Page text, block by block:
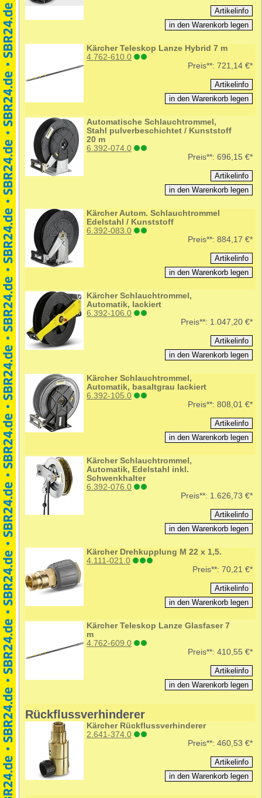
Kärcher Teleskop Lanze Hybrid 7 m
4.762-610.0
Preis**: 721,14 €*
Automatische Schlauchtrommel,
Stahl pulverbeschichtet / Kunststoff
20 m
6.392-074.0
Preis**: 696,15 €*
Kärcher Autom. Schlauchtrommel
Edelstahl / Kunststoff
6.392-083.0
Preis**: 884,17 €*
Kärcher Schlauchtrommel,
Automatik, lackiert
6.392-106.0
Preis**: 1.047,20 €*
Kärcher Schlauchtrommel,
Automatik, basaltgrau lackiert
6.392-105.0
Preis**: 808,01 €*
Kärcher Schlauchtrommel,
Automatik, Edelstahl inkl.
Schwenkhalter
6.392-076.0
Preis**: 1.626,73 €*
Kärcher Drehkupplung M 22 x 1,5.
4.111-021.0
Preis**: 70,21 €*
Kärcher Teleskop Lanze Glasfaser 7
m
4.762-609.0
Preis**: 410,55 €*
Rückflussverhinderer
Kärcher Rückflussverhinderer
2.641-374.0
Preis**: 460,53 €*